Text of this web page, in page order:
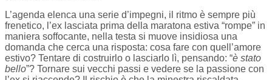
L’agenda elenca una serie d’impegni, il ritmo è sempre più
frenetico, l’ex lasciata prima della maratona estiva “rompe” in
maniera soffocante, nella testa si muove insidiosa una
domanda che cerca una risposta: cosa fare con quell’amore
estivo? Tentare di costruirlo o lasciarlo lì, pensando: “è stato
bello”? Tornare sui vecchi passi e vedere se la passione con